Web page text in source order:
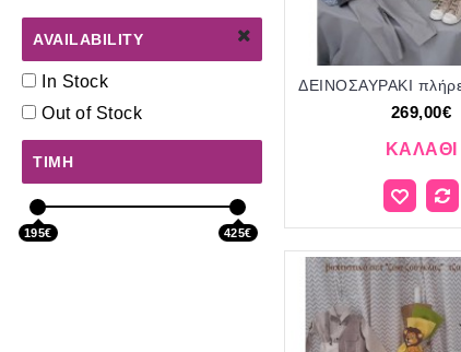
AVAILABILITY
In Stock
Out of Stock
ΤΙΜΉ
195€ 425€
269,00€
ΚΑΛΆΘΙ